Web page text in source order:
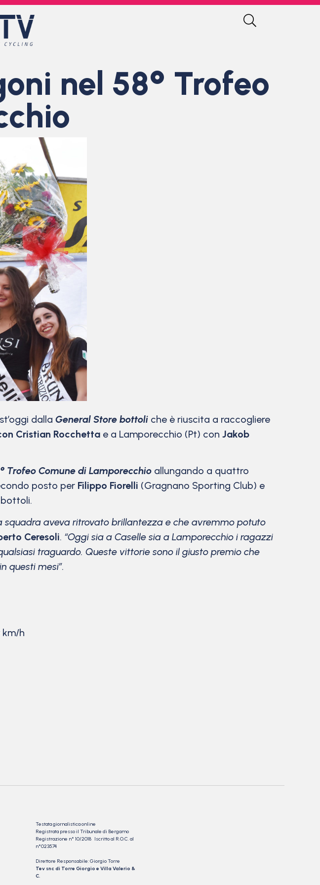
nel 58° Trofeo
dalla General Store bottoli che è riuscita a raccogliere
Cristian Rocchetta e a Lamporecchio (Pt) con Jakob
Trofeo Comune di Lamporecchio allungando a quattro
posto per Filippo Fiorelli (Gragnano Sporting Club) e
aveva ritrovato brillantezza e che avremmo potuto
Ceresoli. “Oggi sia a Caselle sia a Lamporecchio i ragazzi
traguardo. Queste vittorie sono il giusto premio che
questi mesi”.
km/h
Testata giornalistica online
Registrata presso il Tribunale di Bergamo
Registrazione n° 10/2018 Iscritto al R.O.C. al
n°023574
Direttore Responsabile: Giorgio Torre
Tev snc di Torre Giorgio e Villa Valerio &
C.